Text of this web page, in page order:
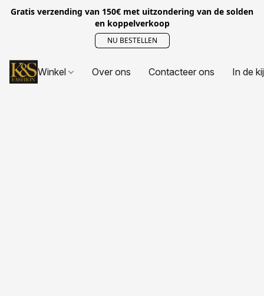
Gratis verzending van 150€ met uitzondering van de solden
en koppelverkoop
NU BESTELLEN
Winkel Over ons Contacteer ons In de